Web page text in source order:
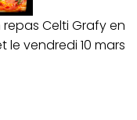
Celti Grafy en
le vendredi 10 mars